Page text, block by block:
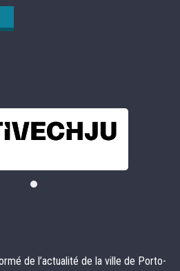
de l’actualité de la ville de Porto-